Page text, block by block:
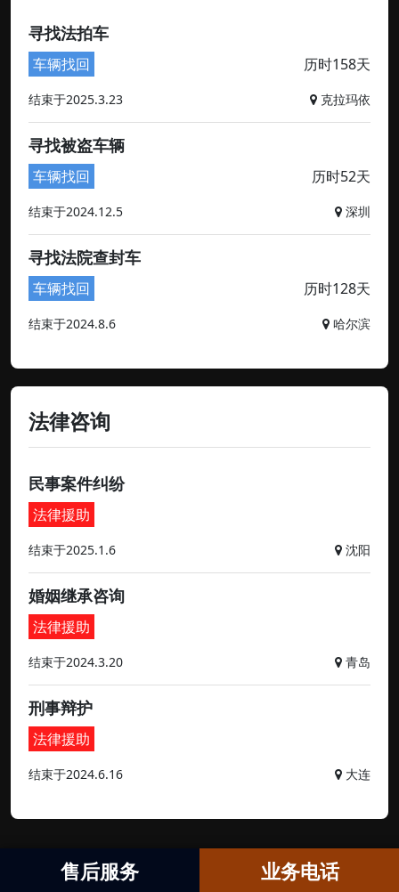
寻找法拍车
车辆找回 历时158天
结束于2025.3.23 克拉玛依
寻找被盗车辆
车辆找回 历时52天
结束于2024.12.5 深圳
寻找法院查封车
车辆找回 历时128天
结束于2024.8.6 哈尔滨
法律咨询
民事案件纠纷
法律援助
结束于2025.1.6 沈阳
婚姻继承咨询
法律援助
结束于2024.3.20 青岛
刑事辩护
法律援助
结束于2024.6.16 大连
售后服务 业务电话